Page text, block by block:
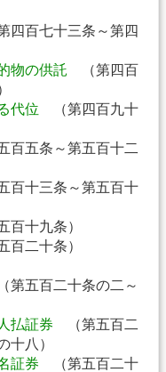
四百七十三条～第四
物の供託 （第四百
代位 （第四百九十
百五条～第五百十二
百十三条～第五百十
百十九条）
百二十条）
第五百二十条の二～
払証券 （第五百二
十八）
証券 （第五百二十